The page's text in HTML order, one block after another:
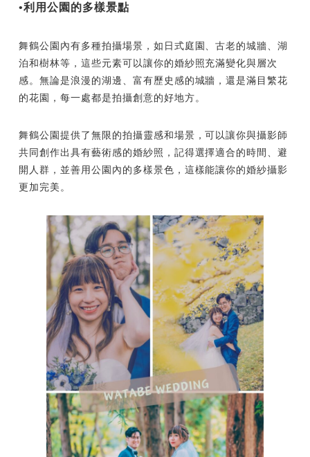
•利用公園的多樣景點
舞鶴公園內有多種拍攝場景，如日式庭園、古老的城牆、湖
泊和樹林等，這些元素可以讓你的婚紗照充滿變化與層次
感。無論是浪漫的湖邊、富有歷史感的城牆，還是滿目繁花
的花園，每一處都是拍攝創意的好地方。
舞鶴公園提供了無限的拍攝靈感和場景，可以讓你與攝影師
共同創作出具有藝術感的婚紗照，記得選擇適合的時間、避
開人群，並善用公園內的多樣景色，這樣能讓你的婚紗攝影
更加完美。